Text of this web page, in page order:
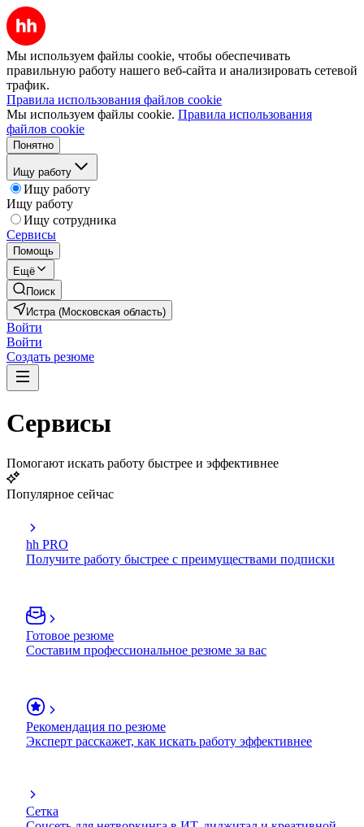
Мы используем файлы cookie, чтобы обеспечивать
правильную работу нашего веб-сайта и анализировать сетевой
трафик.
Правила использования файлов cookie
Мы используем файлы cookie. Правила использования
файлов cookie
Понятно
Ищу работу
Ищу работу
Ищу работу
Ищу сотрудника
Сервисы
Помощь
Ещё
Поиск
Истра (Московская область)
Войти
Войти
Создать резюме
Сервисы
Помогают искать работу быстрее и эффективнее
Популярное сейчас
hh PRO
Получите работу быстрее с преимуществами подписки
Готовое резюме
Составим профессиональное резюме за вас
Рекомендация по резюме
Эксперт расскажет, как искать работу эффективнее
Сетка